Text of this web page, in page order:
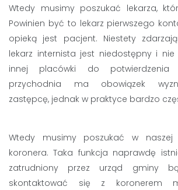
Wtedy musimy poszukać lekarza,
Powinien być to lekarz pierwszego
opieką jest pacjent. Niestety
lekarz internista jest niedostępny i nie
innej placówki do potwierdzenia
przychodnia ma obowiązek
zastępcę, jednak w praktyce bardzo
Wtedy musimy poszukać w naszej
koronera. Taka funkcja naprawdę
zatrudniony przez urząd gminy
skontaktować się z koronerem